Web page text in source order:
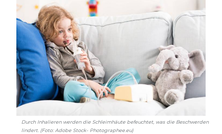
Durch Inhalieren werden die Schleimhäute befeuchtet, was die Beschwerden
lindert. (Foto: Adobe Stock- Photographee.eu)